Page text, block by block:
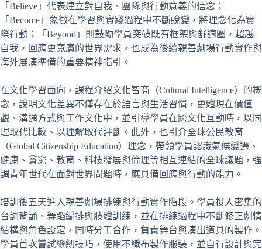
「Believe」代表建立對自我、團隊與行動意義的信念；
「Become」象徵在學習與實踐過程中不斷蛻變，將理念化為實
際行動；「Beyond」則鼓勵學員突破既有框架與舒適圈，超越
自我，回應更寬廣的世界需求，也成為後續親善劇場行動實作與
海外展演準備的重要精神指引。
在文化學習面向，課程介紹文化智商（Cultural Intelligence）的概
念，說明文化差異不僅存在於語言與生活習慣，更體現在價值
觀、溝通方式與工作文化中，並引導學員在跨文化互動時，以同
理取代比較、以理解取代評斷。此外，也引介全球公民教育
（Global Citizenship Education）理念，帶領學員認識氣候變遷、
健康、貧窮、教育、科技發展與倫理等相互連結的全球議題，強
調青年世代在面對世界問題時，應具備回應與行動的能力。
培訓後五天進入親善劇場排練與行動實作階段。學員投入密集的
台詞背誦、舞蹈編排與肢體訓練，並在排練過程中不斷修正劇情
結構與角色設定，同時分工合作，負責舞台與演出道具的製作。
學員首次嘗試縫紉技巧，使用不織布製作服裝，並自行設計與完